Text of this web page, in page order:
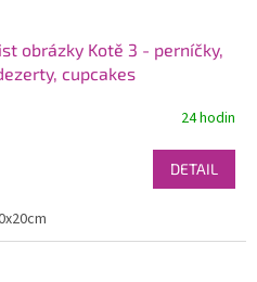
obrázky Kotě 3 - perníčky,
cupcakes
24 hodin
DETAIL